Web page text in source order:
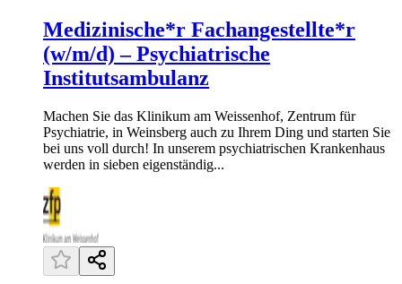
Medizinische*r Fachangestellte*r
(w/m/d) – Psychiatrische
Institutsambulanz
Machen Sie das Klinikum am Weissenhof, Zentrum für
Psychiatrie, in Weinsberg auch zu Ihrem Ding und starten Sie
bei uns voll durch! In unserem psychiatrischen Krankenhaus
werden in sieben eigenständig...